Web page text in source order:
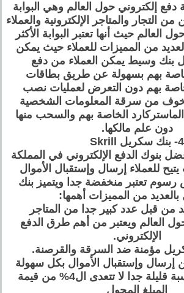
دفع إلكتروني حول العالم وهي البوابة
من التجار والمتاجر الإلكترونية والعملاء
العالم حيث أنها تعتبر البوابة الأكثر
العديد من المميزات للعملاء حيث يمكن
بال بنك وسيط يمكن العملاء من دفع
بهم بسهولة عن طريق بطاقات
بهم دون التعرض لعمليات نصب
من سرقة المعلومات الشخصية
الخاصة بهم والسحب منها
دون علم مالكها.
4- بنك سكريل Skrill
بنوك الدفع الإلكتروني في المملكة
للعملاء إرسال وإستقبال الأموال
تعتبر منخفضة جدا ويتميز بنك
من المميزات أهمها:
من قبل عدد كبير جدا من المتاجر
حول العالم ويعتبر من أهم طرق الدفع
الإلكتروني.
مؤمنة ضد السرقة والقرصنة.
إرسال وإستقبال الأموال بكل سهولة
وأمان ومقابل نسبة قليلة جدا لا تتعدى ال4% من قيمة
المبلغ المحول